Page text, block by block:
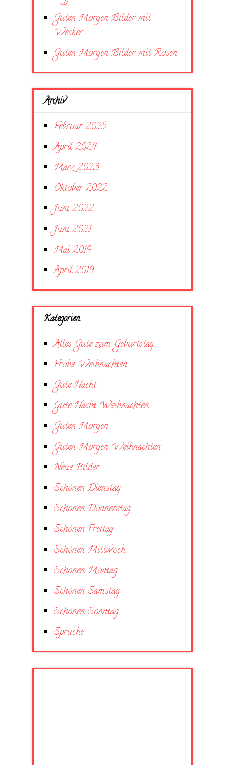
Guten Morgen Bilder mit
Wecker
Guten Morgen Bilder mit Rosen
Archiv
Februar 2025
April 2024
März 2023
Oktober 2022
Juni 2022
Juni 2021
Mai 2019
April 2019
Kategorien
Alles Gute zum Geburtstag
Frohe Weihnachten
Gute Nacht
Gute Nacht Weihnachten
Guten Morgen
Guten Morgen Weihnachten
Neue Bilder
Schönen Dienstag
Schönen Donnerstag
Schönen Freitag
Schönen Mittwoch
Schönen Montag
Schönen Samstag
Schönen Sonntag
Sprüche